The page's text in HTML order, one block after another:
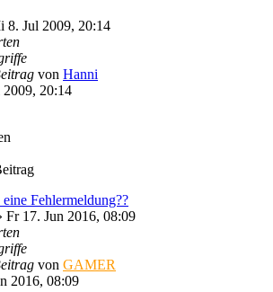
8. Jul 2009, 20:14
von Hanni
20:14
Fehlermeldung??
Fr 17. Jun 2016, 08:09
von GAMER
2016, 08:09